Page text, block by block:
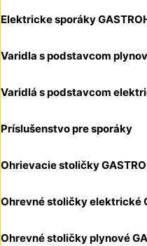
Elektricke sporáky
Varidla s podstavcom
Varidlá s podstavcom
Príslušenstvo pre sporáky
Ohrievacie stoličky
Ohrevné stoličky elektrické
Ohrevné stoličky plynové